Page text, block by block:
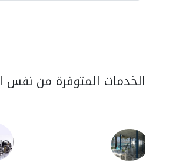
الخدمات المتوفرة من نفس